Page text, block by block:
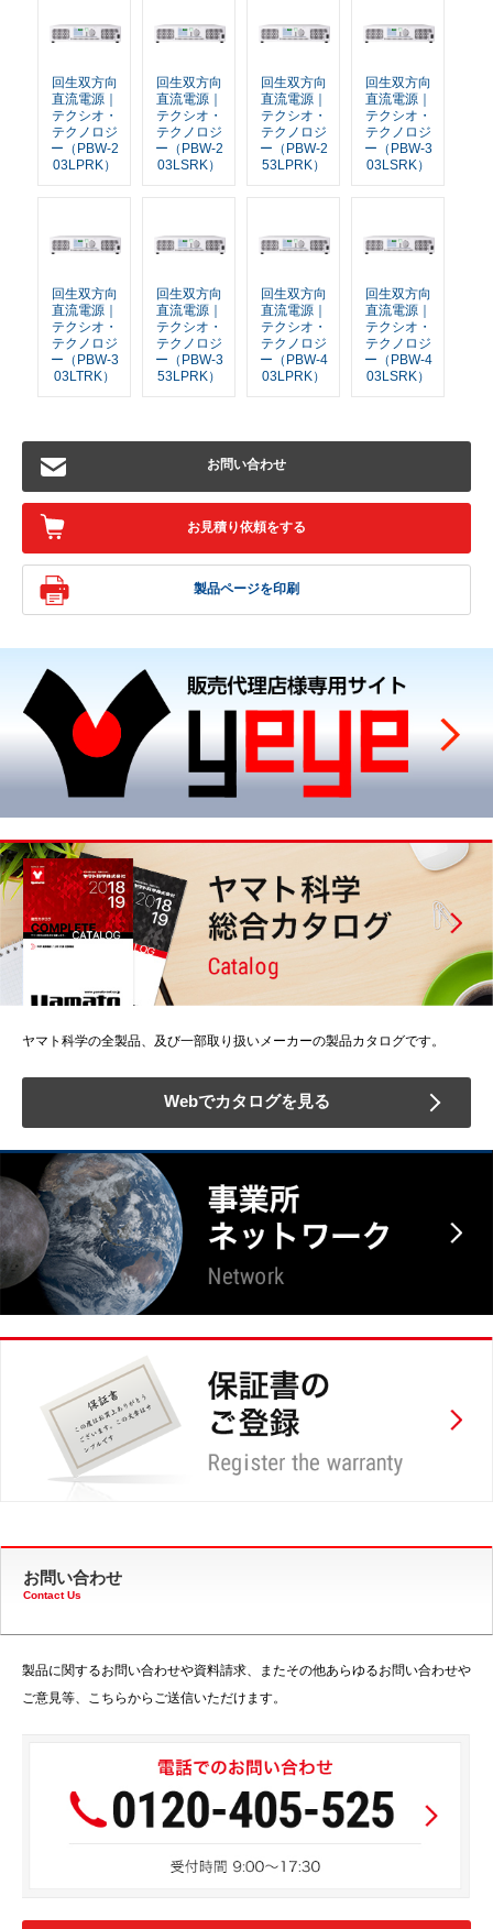
回生双方向
直流電源｜
テクシオ・
テクノロジ
ー（PBW-2
03LPRK）
回生双方向
直流電源｜
テクシオ・
テクノロジ
ー（PBW-2
03LSRK）
回生双方向
直流電源｜
テクシオ・
テクノロジ
ー（PBW-2
53LPRK）
回生双方向
直流電源｜
テクシオ・
テクノロジ
ー（PBW-3
03LSRK）
回生双方向
直流電源｜
テクシオ・
テクノロジ
ー（PBW-3
03LTRK）
回生双方向
直流電源｜
テクシオ・
テクノロジ
ー（PBW-3
53LPRK）
回生双方向
直流電源｜
テクシオ・
テクノロジ
ー（PBW-4
03LPRK）
回生双方向
直流電源｜
テクシオ・
テクノロジ
ー（PBW-4
03LSRK）
お問い合わせ
お見積り依頼をする
製品ページを印刷
ヤマト科学の全製品、及び一部取り扱いメーカーの製品カタログです。
Webでカタログを見る
お問い合わせ
Contact Us
製品に関するお問い合わせや資料請求、またその他あらゆるお問い合わせや
ご意見等、こちらからご送信いただけます。